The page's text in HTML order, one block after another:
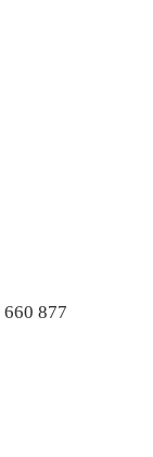
660 877